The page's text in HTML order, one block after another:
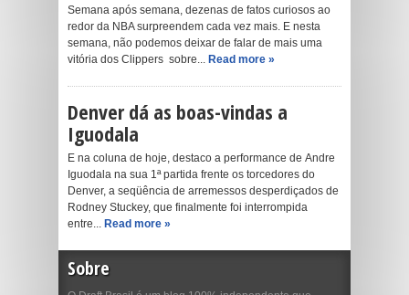
Semana após semana, dezenas de fatos curiosos ao
redor da NBA surpreendem cada vez mais. E nesta
semana, não podemos deixar de falar de mais uma
vitória dos Clippers sobre... Read more »
Denver dá as boas-vindas a
Iguodala
E na coluna de hoje, destaco a performance de Andre
Iguodala na sua 1ª partida frente os torcedores do
Denver, a seqüência de arremessos desperdiçados de
Rodney Stuckey, que finalmente foi interrompida
entre... Read more »
Sobre